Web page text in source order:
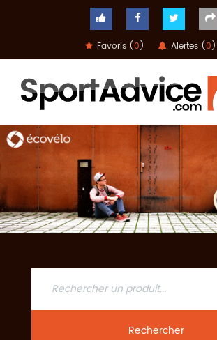
Favoris (0) Alertes (0)
COMPARATEUR
CONSEILS
QUESTIONS
-
RÉPONSES
CONTACT
Rechercher